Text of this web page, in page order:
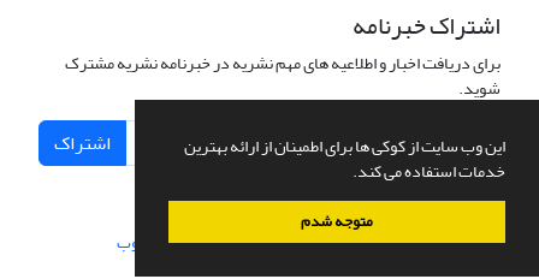
این وب سایت از کوکی ها برای اطمینان از ارائه بهترین
خدمات استفاده می کند.
متوجه شدم
اشتراک خبرنامه
برای دریافت اخبار و اطلاعیه های مهم نشریه در خبرنامه نشریه مشترک
شوید.
اشتراک
سامانه مدیریت نشریات علمی.طراحی و پیاده سازی از سیناوب